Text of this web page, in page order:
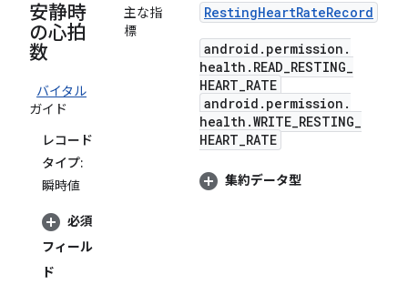
安静時
の心拍
数
バイタル
ガイド
レコード
タイプ:
瞬時値
必須
フィール
ド
主な指
標
RestingHeartRateRecord
android . permission .
health . READ_RESTING_
HEART_RATE
android . permission .
health .WRITE_RESTING_
HEART_RATE
集約データ型